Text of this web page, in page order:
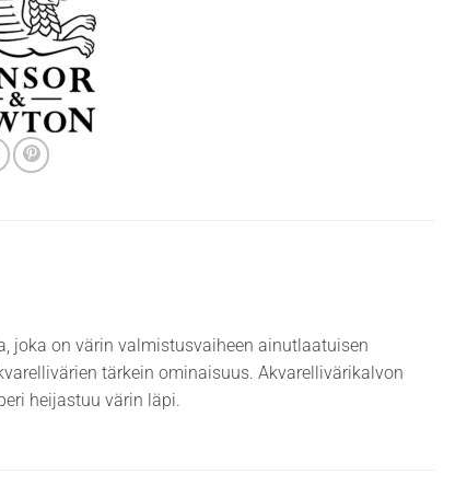
joka on värin valmistusvaiheen ainutlaatuisen
tärkein ominaisuus. Akvarellivärikalvon
heijastuu värin läpi.